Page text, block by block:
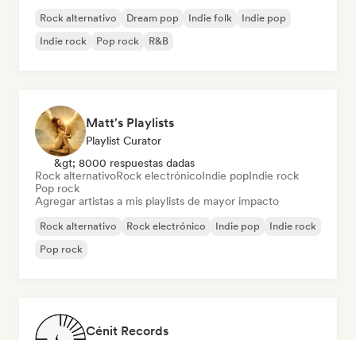
Rock alternativo Dream pop Indie folk
Indie pop
Indie rock
Pop rock R&B
Matt's Playlists
Playlist Curator
&gt; 8000 respuestas dadas
Rock alternativoRock electrónicoIndie popIndie rock
Pop rock
Agregar artistas a mis playlists de mayor impacto
Rock alternativo Rock electrónico Indie pop
Indie rock
Pop rock
Cénit Records